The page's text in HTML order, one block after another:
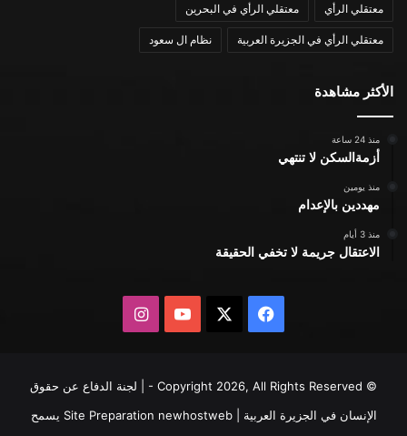
معتقلي الرأي معتقلي الرأي في البحرين
معتقلي الرأي في الجزيرة العربية نظام ال سعود
الأكثر مشاهدة
منذ 24 ساعة
أزمةالسكن لا تنتهي
منذ يومين
مهددين بالإعدام
منذ 3 أيام
الاعتقال جريمة لا تخفي الحقيقة
فيسبوك يوتيوبانستقرام
© Copyright 2026, All Rights Reserved - | لجنة الدفاع عن حقوق
الإنسان في الجزيرة العربية | Site Preparationnewhostweb يسمح